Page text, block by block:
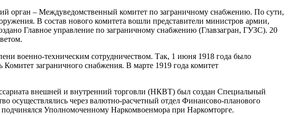
орган – Междуведомственный комитет по заграничному снабжению. По сути,
В состав нового комитета вошли представители министров армии,
Главное управление по заграничному снабжению (Главзагран, ГУЗС). 20
военно-техническим сотрудничеством. Так, 1 июня 1918 года было
заграничного снабжения. В марте 1919 года комитет
внешней и внутренний торговли (НКВТ) был создан Специальный
осуществлялись через валютно-расчетный отдел Финансово-планового
Уполномоченному Наркомвоенмора при Наркомторге.